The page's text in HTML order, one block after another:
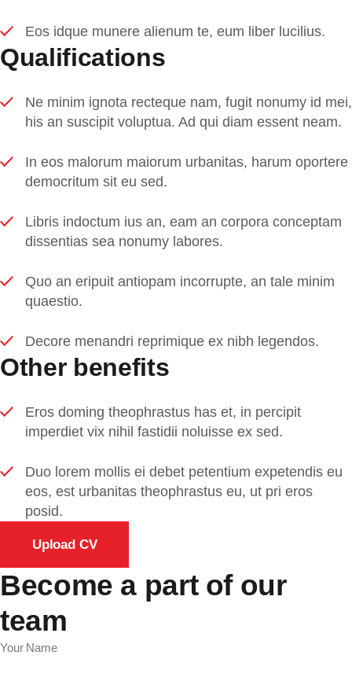
Eos idque munere alienum te, eum liber lucilius.
Qualifications
Ne minim ignota recteque nam, fugit nonumy id mei,
his an suscipit voluptua. Ad qui diam essent neam.
In eos malorum maiorum urbanitas, harum oportere
democritum sit eu sed.
Libris indoctum ius an, eam an corpora conceptam
dissentias sea nonumy labores.
Quo an eripuit antiopam incorrupte, an tale minim
quaestio.
Decore menandri reprimique ex nibh legendos.
Other benefits
Eros doming theophrastus has et, in percipit
imperdiet vix nihil fastidii noluisse ex sed.
Duo lorem mollis ei debet petentium expetendis eu
eos, est urbanitas theophrastus eu, ut pri eros
posid.
Upload CV
Become a part of our
team
Your Name